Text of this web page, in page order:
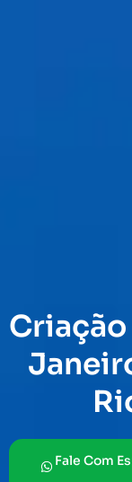
Fale Com